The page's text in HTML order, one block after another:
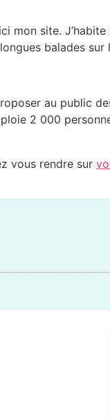
site.
balades
au public
2 000
vous rendre sur